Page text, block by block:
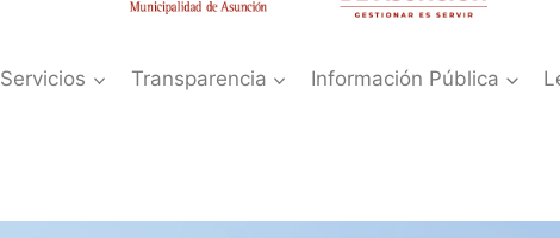
Servicios Transparencia Información Pública